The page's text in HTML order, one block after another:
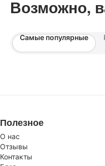
Возможно,
Самые популярные
Полезное
О нас
Отзывы
Контакты